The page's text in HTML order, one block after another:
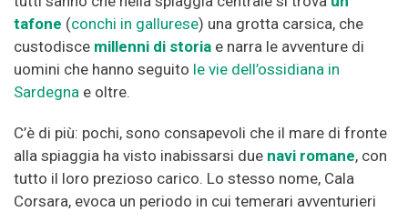
tafone (conchi in gallurese) una grotta carsica, che
custodisce millenni di storia e narra le avventure di
uomini che hanno seguito le vie dell’ossidiana in
Sardegna e oltre.
C’è di più: pochi, sono consapevoli che il mare di fronte
alla spiaggia ha visto inabissarsi due navi romane, con
tutto il loro prezioso carico. Lo stesso nome, Cala
Corsara, evoca un periodo in cui temerari avventurieri